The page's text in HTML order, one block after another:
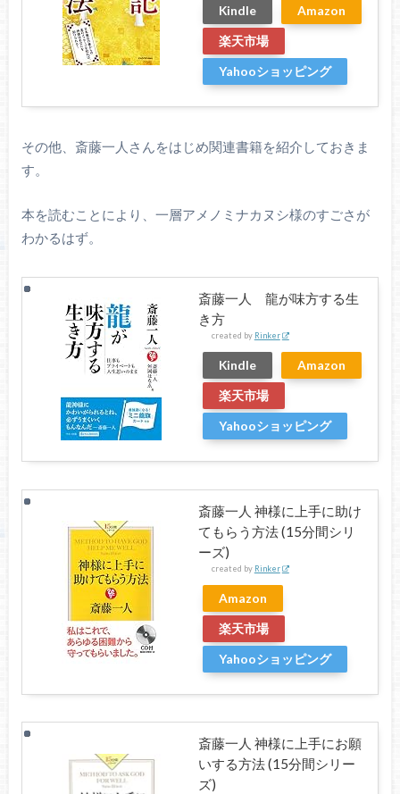
Kindle
Amazon
楽天市場
Yahooショッピング
その他、斎藤一人さんをはじめ関連書籍を紹介しておきま
す。
本を読むことにより、一層アメノミナカヌシ様のすごさが
わかるはず。
斎藤一人 龍が味方する生
き方
created by Rinker
Kindle
Amazon
楽天市場
Yahooショッピング
斎藤一人 神様に上手に助け
てもらう方法 (15分間シリ
ーズ)
created by Rinker
Amazon
楽天市場
Yahooショッピング
斎藤一人 神様に上手にお願
いする方法 (15分間シリー
ズ)